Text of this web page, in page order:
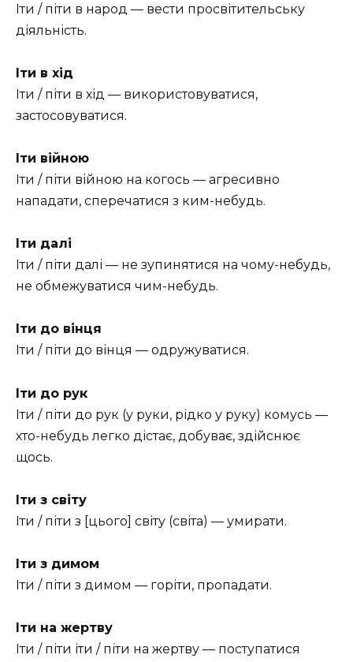
Іти / піти в народ — вести просвітительську
діяльність.
Іти в хід
Іти / піти в хід — використовуватися,
застосовуватися.
Іти війною
Іти / піти війною на когось — агресивно
нападати, сперечатися з ким-небудь.
Іти далі
Іти / піти далі — не зупинятися на чому-небудь,
не обмежуватися чим-небудь.
Іти до вінця
Іти / піти до вінця — одружуватися.
Іти до рук
Іти / піти до рук (у руки, рідко у руку) комусь —
хто-небудь легко дістає, добуває, здійснює
щось.
Іти з світу
Іти / піти з [цього] світу (світа) — умирати.
Іти з димом
Іти / піти з димом — горіти, пропадати.
Іти на жертву
Іти / піти іти / піти на жертву — поступатися